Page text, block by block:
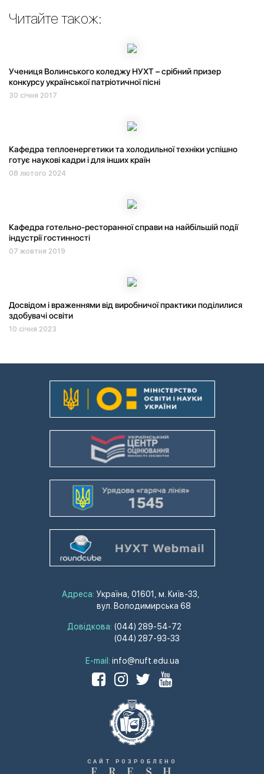
Читайте також:
Учениця Волинського коледжу НУХТ – срібний призер
конкурсу української патріотичної пісні
30 січня 2017
Кафедра теплоенергетики та холодильної техніки успішно
готує наукові кадри і для інших країн
08 лютого 2024
Кафедра готельно-ресторанної справи на найбільшій події
індустрії гостинності
07 жовтня 2019
Досвідом і враженнями від виробничої практики поділилися
здобувачі освіти
10 січня 2023
Адреса: Україна, 01601, м. Київ-33,
вул. Володимирська 68
Довідкова: (044) 289-54-72
(044) 287-93-33
E-mail: info@nuft.edu.ua
САЙТ РОЗРОБЛЕНО